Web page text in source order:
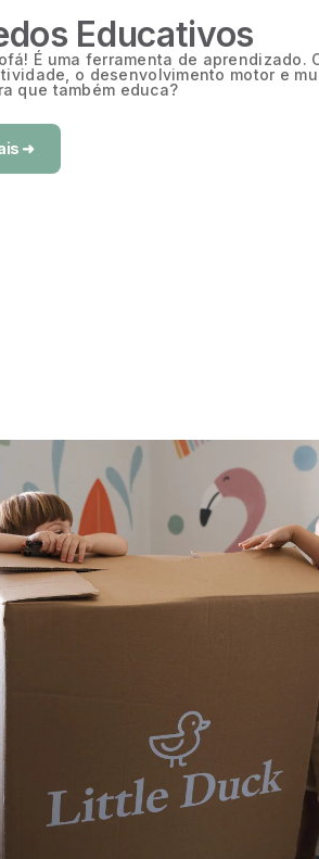
Educativos
É uma ferramenta de aprendizado.
o desenvolvimento motor e
que também educa?
➜